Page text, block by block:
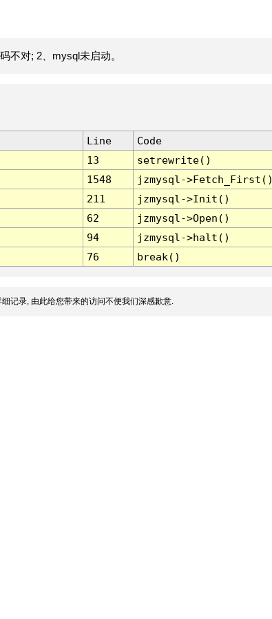
不对; 2、mysql未启动。
Line
Code
13
setrewrite()
1548
jzmysql-
211
jzmysql->Init()
62
jzmysql->Open()
94
jzmysql->halt()
76 break()
记录, 由此给您带来的访问不便我们深感歉意.